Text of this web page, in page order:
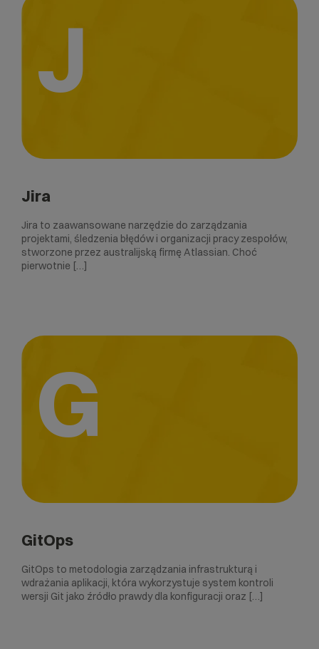
J
Jira
Jira to zaawansowane narzędzie do zarządzania
projektami, śledzenia błędów i organizacji pracy zespołów,
stworzone przez australijską firmę Atlassian. Choć
pierwotnie […]
G
GitOps
GitOps to metodologia zarządzania infrastrukturą i
wdrażania aplikacji, która wykorzystuje system kontroli
wersji Git jako źródło prawdy dla konfiguracji oraz […]